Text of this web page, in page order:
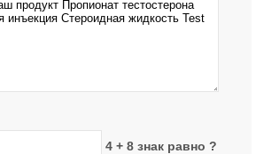
4 + 8 знак равно ?